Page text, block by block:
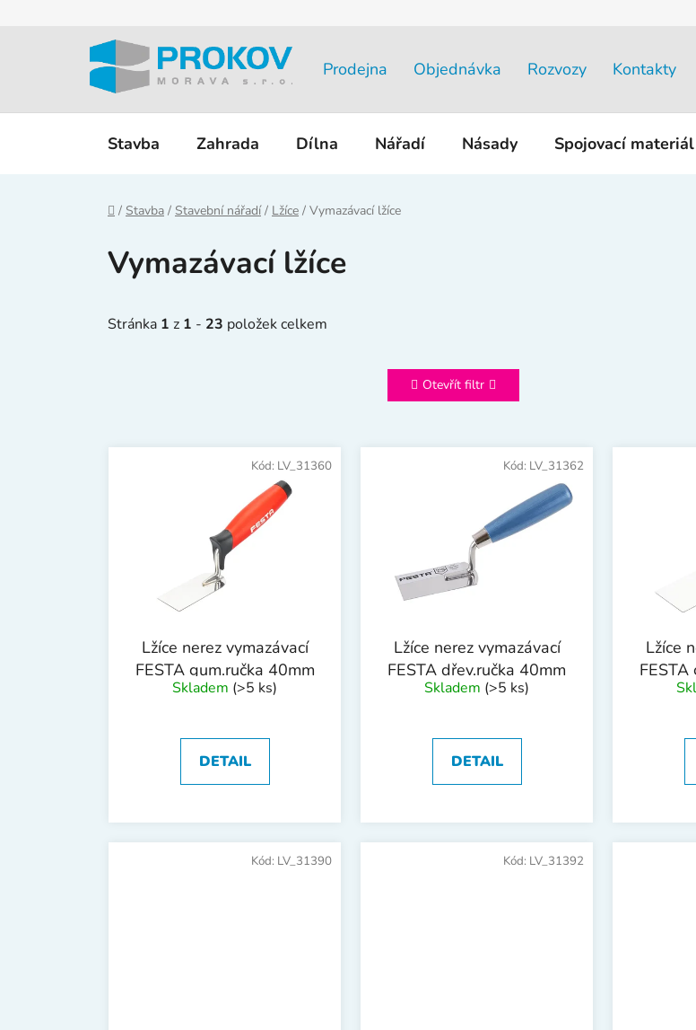
Prodejna Objednávka Rozvozy Kontakty
Stavba Zahrada Dílna Nářadí Násady Spojovací materiál
Domů
/ Stavba / Stavební nářadí / Lžíce / Vymazávací lžíce
Vymazávací lžíce
Stránka 1 z 1 - 23 položek celkem
Otevřít filtr
V
Lžíce nerez vymazávací
FESTA gum.ručka 40mm
Skladem (>5 ks)
DETAIL
Kód: LV_31360
Lžíce nerez vymazávací
FESTA dřev.ručka 40mm
Skladem (>5 ks)
DETAIL
Kód: LV_31362
Lžíce
Kód: LV_31390 Kód: LV_31392